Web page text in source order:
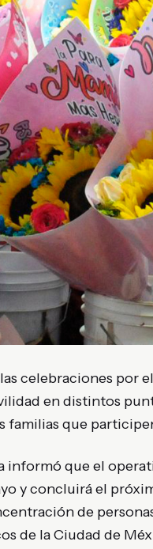
celebraciones por
en distintos
familias que
informó que el
y concluirá el
de
de laCiudad de